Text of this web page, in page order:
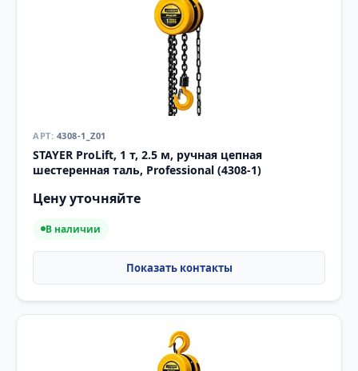
4308-1_Z01
STAYER ProLift, 1 т, 2.5 м, ручная цепная
шестеренная таль, Professional (4308-1)
Цену уточняйте
В наличии